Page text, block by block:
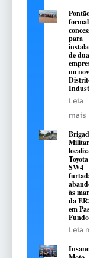
Pontão
formaliza
concessões
para
instalação
de duas
empresas
no novo
Distrito
Industrial
Leia
mais
Brigada
Militar
localiza
Toyota Hilux
SW4
furtada e
abandonada
às margens
da ERS-324,
em Passo
Fundo
Leia mais
Insanos